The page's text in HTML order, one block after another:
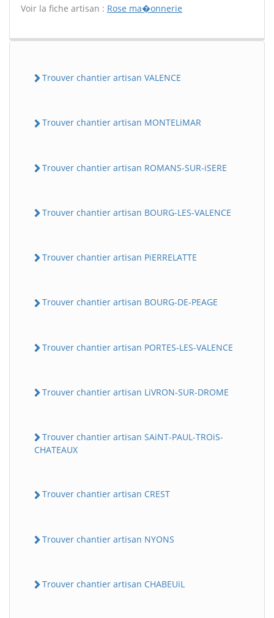
Voir la fiche artisan : Rose ma�onnerie
Trouver chantier artisan VALENCE
Trouver chantier artisan MONTELiMAR
Trouver chantier artisan ROMANS-SUR-iSERE
Trouver chantier artisan BOURG-LES-VALENCE
Trouver chantier artisan PiERRELATTE
Trouver chantier artisan BOURG-DE-PEAGE
Trouver chantier artisan PORTES-LES-VALENCE
Trouver chantier artisan LiVRON-SUR-DROME
Trouver chantier artisan SAiNT-PAUL-TROiS-
CHATEAUX
Trouver chantier artisan CREST
Trouver chantier artisan NYONS
Trouver chantier artisan CHABEUiL